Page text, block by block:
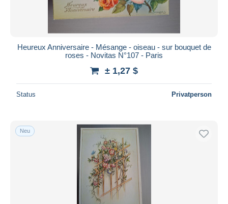
Heureux Anniversaire - Mésange - oiseau - sur bouquet de
roses - Novitas N°107 - Paris
± 1,27 $
Status Privatperson
Neu